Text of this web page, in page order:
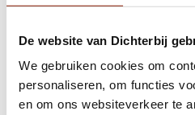
De website van Dichterbij
We gebruiken cookies om
personaliseren, om functies
en om ons websiteverkeer te
Inge en Ilse gaan voor
d'Or